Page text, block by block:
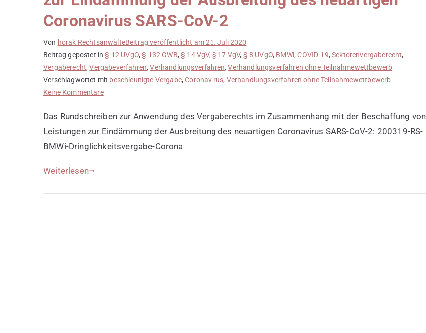
Coronavirus SARS-CoV-2
Von horak RechtsanwälteBeitrag veröffentlicht am23. Juli 2020
Beitrag gepostet in§ 12 UVgO,§ 132 GWB,§ 14 VgV, § 17 VgV, § 8 UVgO, BMWi,COVID-19,Sektorenvergaberecht,
Vergaberecht,Vergabeverfahren,Verhandlungsverfahren,Verhandlungsverfahren ohne Teilnahmewettbewerb
Verschlagwortet mit beschleunigte Vergabe,Coronavirus, Verhandlungsverfahren ohne Teilnahmewettbewerb
Keine Kommentarezu
zur
Anwendung
des
Das Rundschreiben zur Anwendung des Vergaberechts im Zusammenhang mit der Beschaffung von
Leistungen zur Eindämmung der Ausbreitung des neuartigen Coronavirus SARS-CoV-2: 200319-RS-
BMWi-Dringlichkeitsvergabe-Corona
Weiterlesen